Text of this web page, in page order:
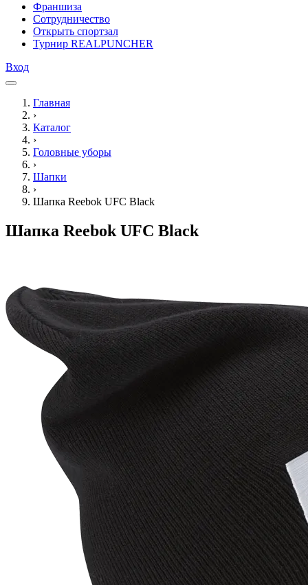
Франшиза
Сотрудничество
Открыть спортзал
Турнир REALPUNCHER
Вход
Главная
›
Каталог
›
Головные уборы
›
Шапки
›
Шапка Reebok UFC Black
Шапка Reebok UFC Black